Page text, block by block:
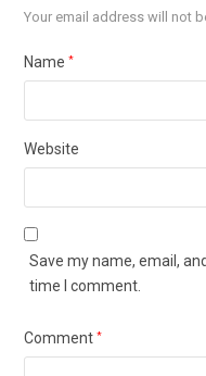
Your email address will not
Name*
Website
Save my name, email,
time I comment.
Comment*